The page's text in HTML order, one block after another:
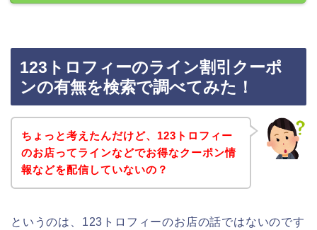
123トロフィーのライン割引クーポ
ンの有無を検索で調べてみた！
ちょっと考えたんだけど、123トロフィー
のお店ってラインなどでお得なクーポン情
報などを配信していないの？
というのは、123トロフィーのお店の話ではないのです